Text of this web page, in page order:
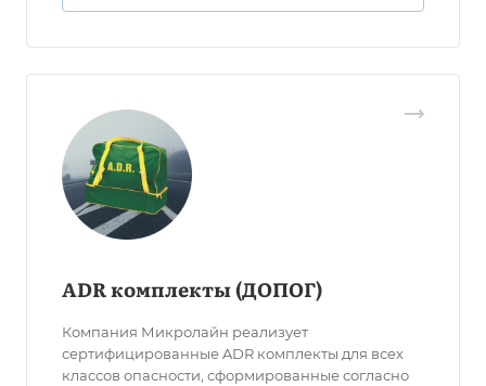
ADR комплекты (ДОПОГ)
Компания Микролайн реализует
сертифицированные ADR комплекты для всех
классов опасности, сформированные согласно